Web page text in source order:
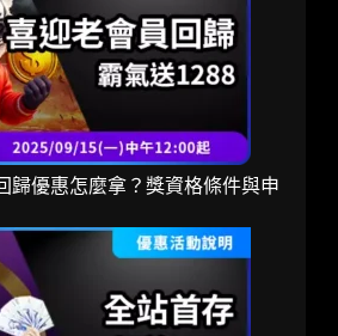
歸優惠怎麼拿？獎資格條件與申